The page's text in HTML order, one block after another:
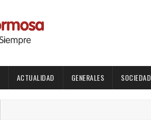
ACTUALIDAD GENERALES SOCIEDAD